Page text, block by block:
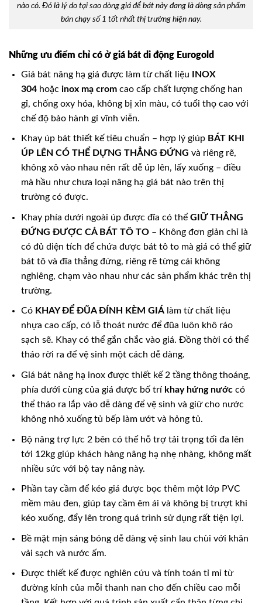
nào có. Đó là lý do tại sao dòng giá để bát này đang là dòng sản phẩm
bán chạy số 1 tốt nhất thị trường hiện nay.
Những ưu điểm chỉ có ở giá bát di động Eurogold
Giá bát nâng hạ giá được làm từ chất liệu
INOX
304 hoặc inox mạ cromcao cấp chất lượng chống han
gỉ, chống oxy hóa, không bị xỉn màu, có tuổi thọ cao với
chế độ bảo hành gỉ vĩnh viễn.
Khay úp bát thiết kế tiêu chuẩn – hợp lý giúp BÁT KHI
ÚP LÊN CÓ THỂ DỰNG THẲNG ĐỨNG và riêng rẽ,
không xô vào nhau nên rất dễ úp lên, lấy xuống – điều
mà hầu như chưa loại nâng hạ giá bát nào trên thị
trường có được.
Khay phía dưới ngoài úp được đĩa có thể GIỮ THẲNG
ĐỨNG ĐƯỢC CẢ BÁT TÔ TO– Không đơn giản chỉ là
có đủ diện tích để chứa được bát tô to mà giá có thể giữ
bát tô và đĩa thẳng đứng, riêng rẽ từng cái không
nghiêng, chạm vào nhau như các sản phẩm khác trên thị
trường.
Có KHAY ĐỂ ĐŨA ĐÍNH KÈM GIÁlàm từ chất liệu
nhựa cao cấp, có lỗ thoát nước để đũa luôn khô ráo
sạch sẽ. Khay có thể gắn chắc vào giá. Đồng thời có thể
tháo rời ra để vệ sinh một cách dễ dàng.
Giá bát nâng hạ inox được thiết kế 2 tầng thông thoáng,
phía dưới cùng của giá được bố trí khay hứng nước có
thể tháo ra lắp vào dễ dàng để vệ sinh và giữ cho nước
không nhỏ xuống tủ bếp làm ướt và hỏng tủ.
Bộ nâng trợ lực 2 bên có thể hỗ trợ tải trọng tối đa lên
tới 12kg giúp khách hàng nâng hạ nhẹ nhàng, không mất
nhiều sức với bộ tay nâng này.
Phần tay cầm để kéo giá được bọc thêm một lớp PVC
mềm màu đen, giúp tay cầm êm ái và không bị trượt khi
kéo xuống, đẩy lên trong quá trình sử dụng rất tiện lợi.
Bề mặt mịn sáng bóng dễ dàng vệ sinh lau chùi với khăn
vải sạch và nước ấm.
Được thiết kế được nghiên cứu và tính toán tỉ mỉ từ
đường kính của mỗi thanh nan cho đến chiều cao mỗi